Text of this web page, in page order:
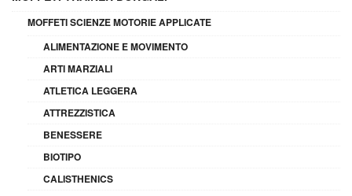
MOFFETI SCIENZE MOTORIE APPLICATE
ALIMENTAZIONE E MOVIMENTO
ARTI MARZIALI
ATLETICA LEGGERA
ATTREZZISTICA
BENESSERE
BIOTIPO
CALISTHENICS